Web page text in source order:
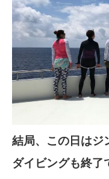
結局、この日はジ
ダイビングも終了